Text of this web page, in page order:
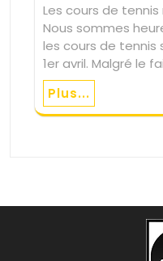
Les cours de tennis
Nous sommes
les cours de tennis
1er avril. Malgré le
Plus...